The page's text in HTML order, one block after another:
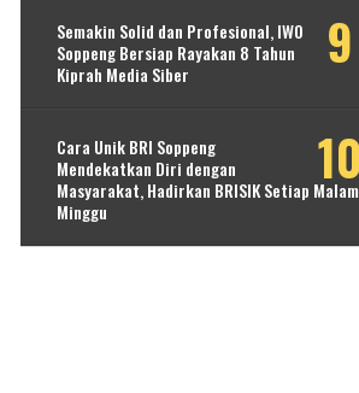
Semakin Solid dan Profesional, IWO
Soppeng Bersiap Rayakan 8 Tahun
Kiprah Media Siber
Cara Unik BRI Soppeng
Mendekatkan Diri dengan
Masyarakat, Hadirkan BRISIK Setiap Malam
Minggu